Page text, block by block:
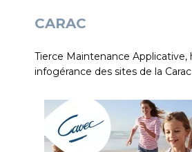
CARAC
Tierce Maintenance
infogérance des sites de la Carac